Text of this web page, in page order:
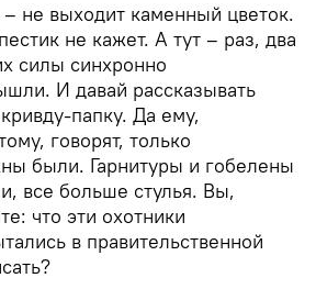
– не выходит каменный цветок.
не кажет. А тут – раз, два
силы синхронно
И давай рассказывать
папку. Да ему,
говорят, только
были. Гарнитуры и гобелены
все больше стулья. Вы,
что эти охотники
в правительственной